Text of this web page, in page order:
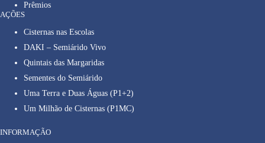
Prêmios
AÇÕES
Cisternas nas Escolas
DAKI – Semiárido Vivo
Quintais das Margaridas
Sementes do Semiárido
Uma Terra e Duas Águas (P1+2)
Um Milhão de Cisternas (P1MC)
INFORMAÇÃO